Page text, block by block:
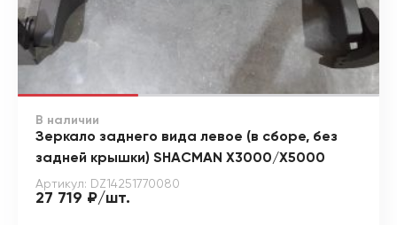
В наличии
Зеркало заднего вида левое (в сборе, без
задней крышки) SHACMAN X3000/X5000
Артикул: DZ14251770080
27 719 ₽/шт.